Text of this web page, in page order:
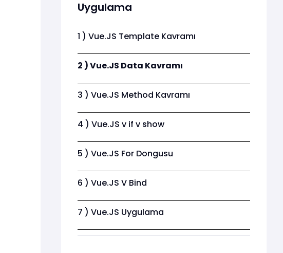
Uygulama
1 ) Vue.JS Template Kavramı
2 ) Vue.JS Data Kavramı
3 ) Vue.JS Method Kavramı
4 ) Vue.JS v if v show
5 ) Vue.JS For Dongusu
6 ) Vue.JS V Bind
7 ) Vue.JS Uygulama